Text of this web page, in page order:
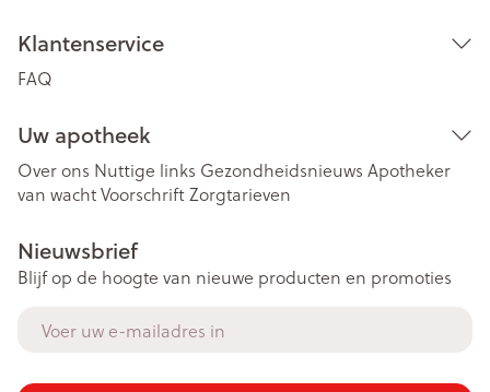
Klantenservice
FAQ
Uw apotheek
Over ons Nuttige links Gezondheidsnieuws Apotheker
van wachtVoorschriftZorgtarieven
Nieuwsbrief
Blijf op de hoogte van nieuwe producten en promoties